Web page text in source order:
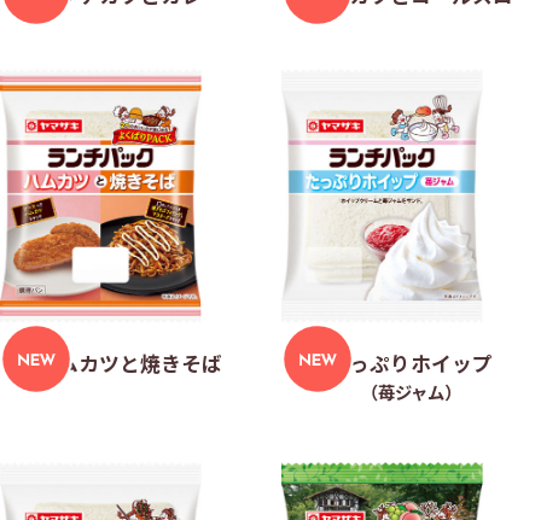
ハムカツと焼きそば たっぷりホイップ
（苺ジャム）